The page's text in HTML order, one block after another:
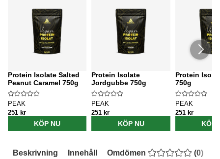
Protein Isolate Salted
Peanut Caramel 750g
PEAK
251 kr
KÖP NU
Protein Isolate
Jordgubbe 750g
PEAK
251 kr
KÖP NU
Protein
750g
PEAK
251 kr
KÖP
Beskrivning Innehåll Omdömen (0)